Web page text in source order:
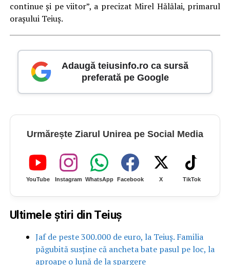
continue şi pe viitor”, a precizat Mirel Hălălai, primarul
oraşului Teiuş.
Adaugă teiusinfo.ro ca sursă
preferată pe Google
Urmărește Ziarul Unirea pe Social Media
YouTube Instagram WhatsApp Facebook X TikTok
Ultimele știri din Teiuș
Jaf de peste 300.000 de euro, la Teiuș. Familia
păgubită susține că ancheta bate pasul pe loc, la
aproape o lună de la spargere